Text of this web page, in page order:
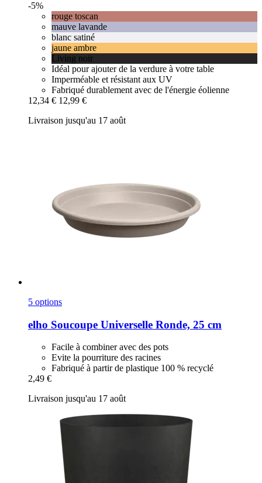
-5%
rouge toscan
mauve lavande
blanc satiné
jaune ambre
Living noir
Idéal pour ajouter de la verdure à votre table
Imperméable et résistant aux UV
Fabriqué durablement avec de l'énergie éolienne
12,34 € 12,99 €
Livraison jusqu'au 17 août
5 options
elho Soucoupe Universelle Ronde, 25 cm
Facile à combiner avec des pots
Evite la pourriture des racines
Fabriqué à partir de plastique 100 % recyclé
2,49 €
Livraison jusqu'au 17 août